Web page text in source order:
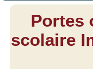
Portes
scolaire